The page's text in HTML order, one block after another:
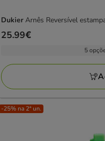
DukierArnês Reversível
Preço
25.99€
5
-25% na 2ª un.